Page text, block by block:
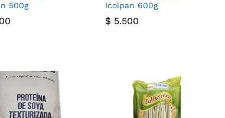
500g
Icolpan 600g
$ 5.500
$ 5.500